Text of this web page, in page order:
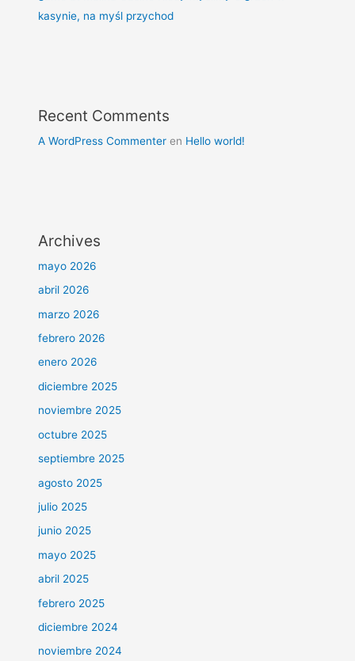
kasynie, na myśl przychod
Recent Comments
A WordPress Commenter en Hello world!
Archives
mayo 2026
abril 2026
marzo 2026
febrero 2026
enero 2026
diciembre 2025
noviembre 2025
octubre 2025
septiembre 2025
agosto 2025
julio 2025
junio 2025
mayo 2025
abril 2025
febrero 2025
diciembre 2024
noviembre 2024